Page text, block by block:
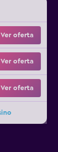
Ver oferta
Ver oferta
Ver oferta